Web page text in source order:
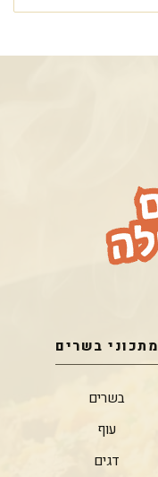
מתכוני בשרים
בשרים
עוף
דגים